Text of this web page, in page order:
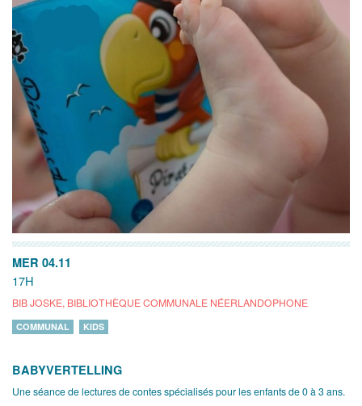
MER 04.11
17H
BIB JOSKE, BIBLIOTHÈQUE COMMUNALE NÉERLANDOPHONE
COMMUNAL KIDS
BABYVERTELLING
Une séance de lectures de contes spécialisés pour les enfants de 0 à 3 ans.